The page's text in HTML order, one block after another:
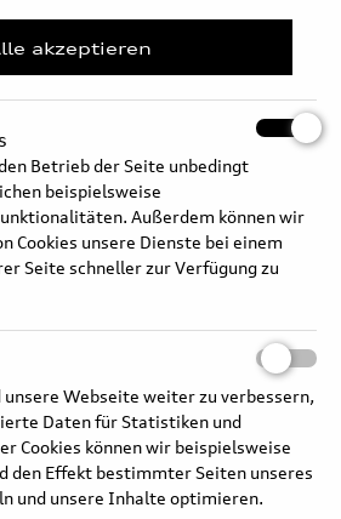
Langtext
akzeptieren
Betrieb der Seite unbedingt
beispielsweise
Außerdem können wir
Cookies unsere Dienste bei einem
Seite schneller zur Verfügung zu
unsere Webseite weiter zu verbessern,
Daten für Statistiken und
Cookies können wir beispielsweise
den Effekt bestimmter Seiten unseres
und unsere Inhalte optimieren.